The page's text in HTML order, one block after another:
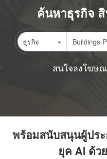
ค้นหาธุรกิจ
ธุรกิจ
สนใจลงโฆษ
พร้อมสนับสนุนผู้ปร
ยุค AI ด้ว